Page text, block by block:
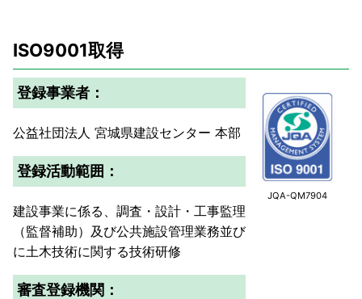
ISO9001取得
登録事業者：
公益社団法人 宮城県建設センター 本部
登録活動範囲：
建設事業に係る、調査・設計・工事監理
（監督補助）及び公共施設管理業務並び
に土木技術に関する技術研修
審査登録機関：
JQA-QM7904